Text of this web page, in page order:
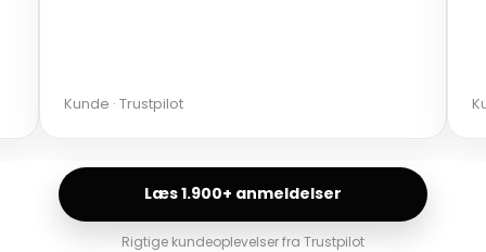
Kunde · Trustpilot
Læs 1.900+ anmeldelser
Rigtige kundeoplevelser fra Trustpilot